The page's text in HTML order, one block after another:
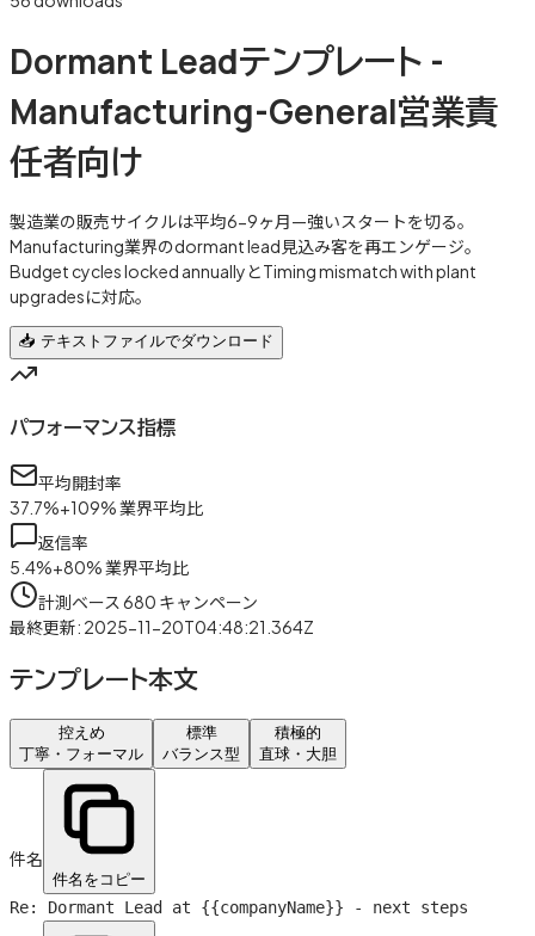
Dormant Leadテンプレート -
Manufacturing-General営業責
任者向け
製造業の販売サイクルは平均6-9ヶ月—強いスタートを切る。
Manufacturing業界のdormant lead見込み客を再エンゲージ。
Budget cycles locked annuallyとTiming mismatch with plant
upgradesに対応。
📥 テキストファイルでダウンロード
パフォーマンス指標
平均開封率
37.7%+109%業界平均比
返信率
5.4%+80%業界平均比
計測ベース 680 キャンペーン
最終更新: 2025-11-20T04:48:21.364Z
テンプレート本文
控えめ
丁寧・フォーマル
標準
バランス型
積極的
直球・大胆
件名
件名をコピー
Re: Dormant Lead at {{companyName}} - next steps